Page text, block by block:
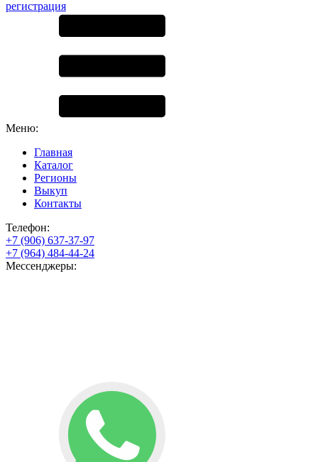
регистрация
Меню:
Главная
Каталог
Регионы
Выкуп
Контакты
Телефон:
+7 (906) 637-37-97
+7 (964) 484-44-24
Мессенджеры: